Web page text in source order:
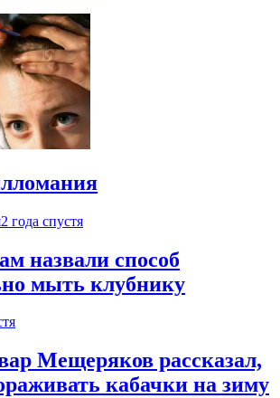
2 года спустя
назвали способ
мыть клубнику
Мещеряков рассказал,
кабачки на зиму